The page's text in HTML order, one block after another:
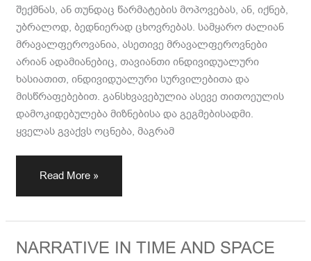
შექმნას, ან თუნდაც წარმატების მოპოვებას, ან, იქნებ,
უბრალოდ, ბედნიერად ცხოვრებას. სამყარო ძალიან
მრავალფეროვანია, ასეთივე მრავალფეროვნები
არიან ადამიანებიც, თავიანთი ინდივიდუალური
ხასიათით, ინდივიდუალური სურვილებითა და
მისწრაფებებით. განსხვავებულია ასევე თითოეულის
დამოკიდებულება მიზნებისა და გეგმებისადმი.
ყველას გვაქვს ოცნება, მაგრამ
Read More »
NARRATIVE IN TIME AND SPACE
NARRATIVE